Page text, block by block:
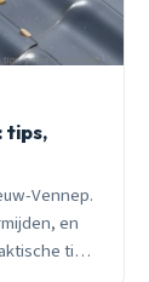
tips,
Vennep.
en
tips